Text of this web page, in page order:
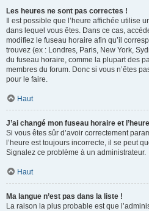
Les heures ne sont pas correctes !
Il est possible que l’heure affichée utilise
dans lequel vous êtes. Dans ce cas,
modifiez le fuseau horaire afin qu’il
trouvez (ex : Londres, Paris, New York,
du fuseau horaire, comme la plupart des
membres du forum. Donc si vous n’êtes
pour le faire.
Haut
J’ai changé mon fuseau horaire et
Si vous êtes sûr d’avoir correctement
l’heure est toujours incorrecte, il se peut
Signalez ce problème à un administrateur.
Haut
Ma langue n’est pas dans la liste !
La raison la plus probable est que